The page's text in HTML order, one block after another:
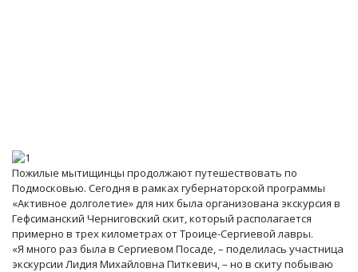
Пожилые мытищинцы продолжают путешествовать по
Подмосковью. Сегодня в рамках губернаторской программы
«Активное долголетие» для них была организована экскурсия в
Гефсиманский Черниговский скит, который располагается
примерно в трех километрах от Троице-Сергиевой лавры.
«Я много раз была в Сергиевом Посаде, – поделилась участница
экскурсии Лидия Михайловна Питкевич, – но в скиту побываю